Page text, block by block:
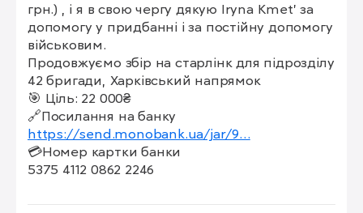
грн.) , і я в свою чергу дякую Iryna Kmet' за
допомогу у придбанні і за постійну допомогу
військовим.
Продовжуємо збір на старлінк для підрозділу
42 бригади, Харківський напрямок
🎯 Ціль: 22 000₴
https://send.monobank.ua/jar/9…
💳Номер картки банки
5375 4112 0862 2246